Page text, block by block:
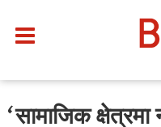
‘सामाजिक